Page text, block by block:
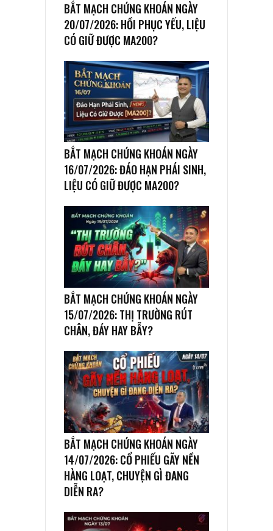
BẮT MẠCH CHỨNG KHOÁN NGÀY
20/07/2026: HỒI PHỤC YẾU, LIỆU
CÓ GIỮ ĐƯỢC MA200?
BẮT MẠCH CHỨNG KHOÁN NGÀY
16/07/2026: ĐÁO HẠN PHÁI SINH,
LIỆU CÓ GIỮ ĐƯỢC MA200?
BẮT MẠCH CHỨNG KHOÁN NGÀY
15/07/2026: THỊ TRƯỜNG RÚT
CHÂN, ĐÁY HAY BẪY?
BẮT MẠCH CHỨNG KHOÁN NGÀY
14/07/2026: CỔ PHIẾU GÃY NỀN
HÀNG LOẠT, CHUYỆN GÌ ĐANG
DIỄN RA?